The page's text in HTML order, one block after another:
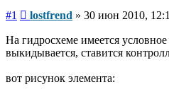
#1 Сообщение
lostfrend » 30 июн 2010,
На гидросхеме имеется
выкидывается, ставится
вот рисунок элемента: